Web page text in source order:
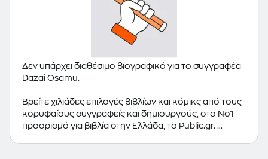
Δεν υπάρχει διαθέσιμο βιογραφικό για το συγγραφέα
Dazai Osamu.
Βρείτε χιλιάδες επιλογές βιβλίων και κόμικς από τους
κορυφαίους συγγραφείς και δημιουργούς, στο Νο1
προορισμό για βιβλία στην Ελλάδα, το Public.gr.